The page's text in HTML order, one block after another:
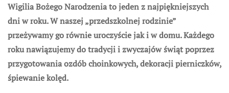
Wigilia Bożego Narodzenia to jeden z najpiękniejszych
dni w roku. W naszej „przedszkolnej rodzinie”
przeżywamy go równie uroczyście jak i w domu. Każdego
roku nawiązujemy do tradycji i zwyczajów świąt poprzez
przygotowania ozdób choinkowych, dekoracji pierniczków,
śpiewanie kolęd.